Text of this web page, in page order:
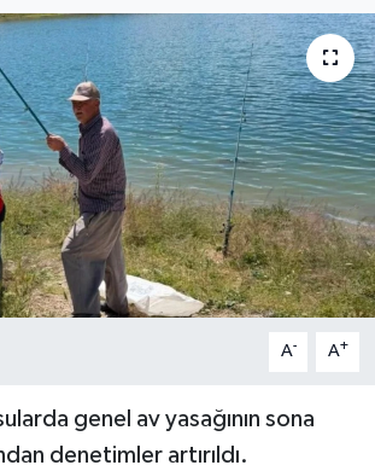
A- A+
genel av yasağının sona
denetimler artırıldı.